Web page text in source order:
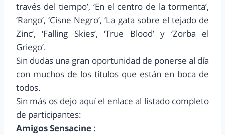
través del tiempo’, ‘En el centro de la tormenta’,
‘Rango’, ‘Cisne Negro’, ‘La gata sobre el tejado de
Zinc’, ‘Falling Skies’, ‘True Blood’ y ‘Zorba el
Griego’.
Sin dudas una gran oportunidad de ponerse al día
con muchos de los títulos que están en boca de
todos.
Sin más os dejo aquí el enlace al listado completo
de participantes:
Amigos Sensacine :